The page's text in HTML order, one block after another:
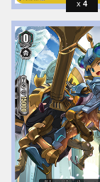
4